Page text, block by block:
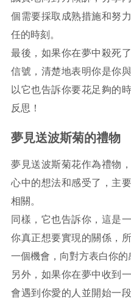
個需要採取成熟措施和努
任的時刻。
最後，如果你在夢中殺死
信號，清楚地表明你是你
以它也告訴你要花足夠的
反思！
夢見送波斯菊的禮物
夢見送波斯菊花作為禮物
心中的想法和感受了，主
相關。
同樣，它也告訴你，這是
你真正想要實現的關係，
一個機會，向對方表白你的
另外，如果你在夢中收到
會遇到你愛的人並開始一